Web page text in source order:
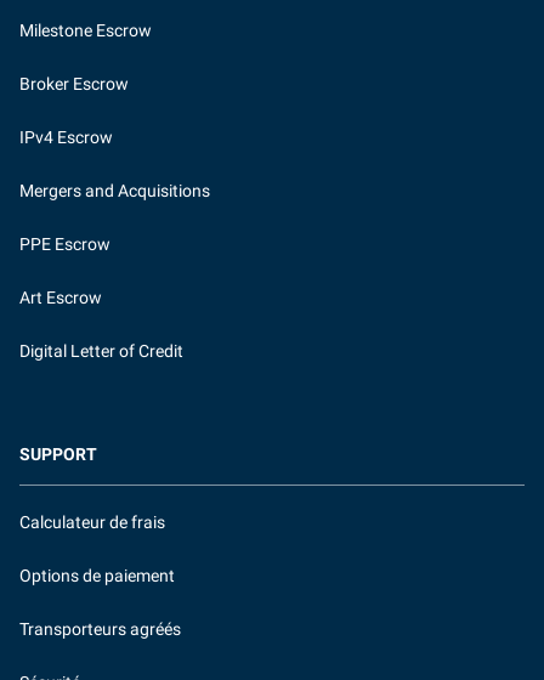
Milestone Escrow
Broker Escrow
IPv4 Escrow
Mergers and Acquisitions
PPE Escrow
Art Escrow
Digital Letter of Credit
SUPPORT
Calculateur de frais
Options de paiement
Transporteurs agréés